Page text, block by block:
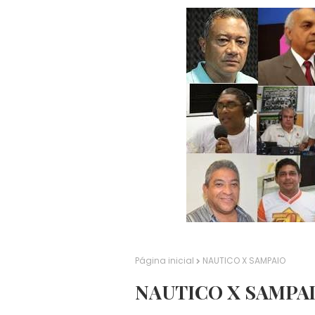
Página inicial NAUTICO X SAMPAIO
NAUTICO X